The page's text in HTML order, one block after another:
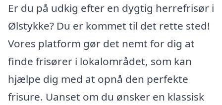
Er du på udkig efter en dygtig herrefrisør i
Ølstykke? Du er kommet til det rette sted!
Vores platform gør det nemt for dig at
finde frisører i lokalområdet, som kan
hjælpe dig med at opnå den perfekte
frisure. Uanset om du ønsker en klassisk